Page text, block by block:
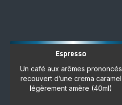
Espresso
Un café aux arômes prononcés
recouvert d’une crema caramel
légèrement amère (40ml)